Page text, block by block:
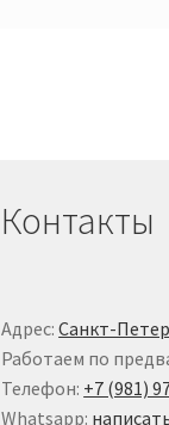
Контакты
Адрес:Санкт-
Работаем по
Телефон: +7 (981)
Whatsapp: